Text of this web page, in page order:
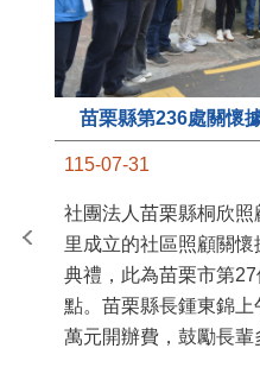
苗栗縣第236處關懷
115-07-31
社團法人苗栗縣桐欣
里成立的社區照顧關
典禮，此為苗栗市第
點。苗栗縣長鍾東錦
萬元開辦費，鼓勵長